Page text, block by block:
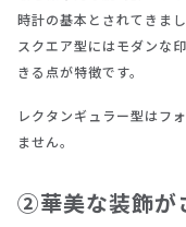
時計の基本とされてきまし
スクエア型にはモダンな
きる点が特徴です。
レクタンギュラー型はフ
ません。
②華美な装飾が